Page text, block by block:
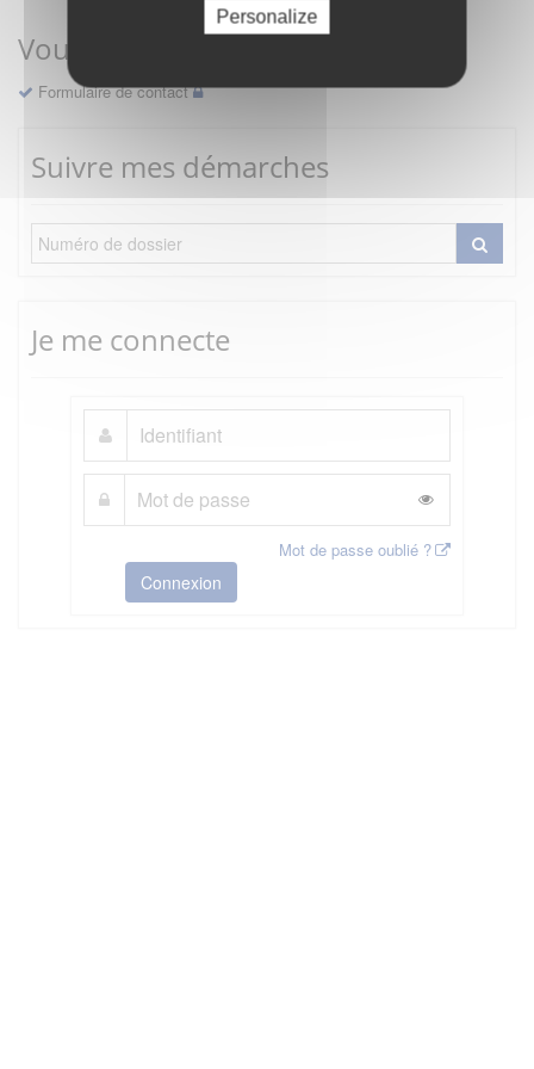
Personalize
Vous avez une question ?
Formulaire de contact
Suivre mes démarches
Je me connecte
Mot de passe oublié ?
Connexion